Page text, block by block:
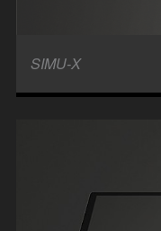
SIMU-X